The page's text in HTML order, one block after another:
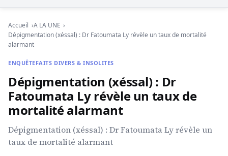
Accueil
A LA UNE
Dépigmentation (xéssal) : Dr Fatoumata Ly révèle un taux de mortalité
alarmant
ENQUÊTEFAITS DIVERS & INSOLITES
Dépigmentation (xéssal) : Dr
Fatoumata Ly révèle un taux de
mortalité alarmant
Dépigmentation (xéssal) : Dr Fatoumata Ly révèle un
taux de mortalité alarmant